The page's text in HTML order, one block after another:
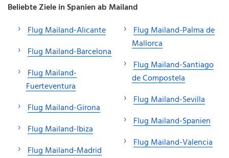
Beliebte Ziele in Spanien ab Mailand
Flug Mailand-Alicante
Flug Mailand-Barcelona
Flug Mailand-
Fuerteventura
Flug Mailand-Girona
Flug Mailand-Ibiza
Flug Mailand-Madrid
Flug Mailand-Palma de
Mallorca
Flug Mailand-Santiago
de Compostela
Flug Mailand-Sevilla
Flug Mailand-Spanien
Flug Mailand-Valencia